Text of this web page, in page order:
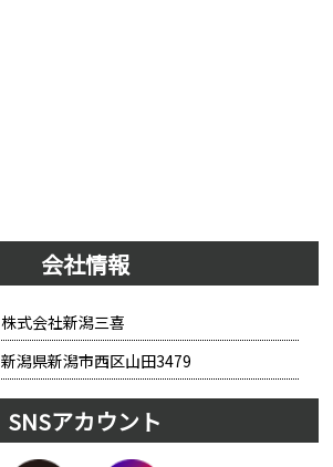
会社情報
株式会社新潟三喜
新潟県新潟市西区山田3479
SNSアカウント